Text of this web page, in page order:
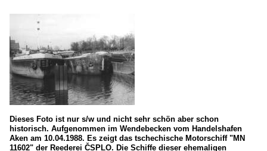
Dieses Foto ist nur s/w und nicht sehr schön aber schon
historisch. Aufgenommen im Wendebecken vom Handelshafen
Aken am 10.04.1988. Es zeigt das tschechische Motorschiff "MN
11602" der Reederei ČSPLO. Die Schiffe dieser ehemaligen